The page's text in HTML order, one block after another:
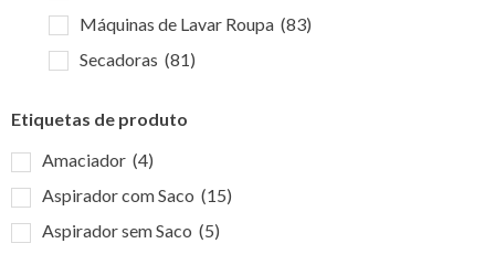
Máquinas de Lavar Roupa (83)
Secadoras (81)
Etiquetas de produto
Amaciador (4)
Aspirador com Saco (15)
Aspirador sem Saco (5)